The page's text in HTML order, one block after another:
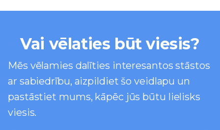
Vai vēlaties būt viesis?
Mēs vēlamies dalīties interesantos stāstos
ar sabiedrību, aizpildiet šo veidlapu un
pastāstiet mums, kāpēc jūs būtu lielisks
viesis.